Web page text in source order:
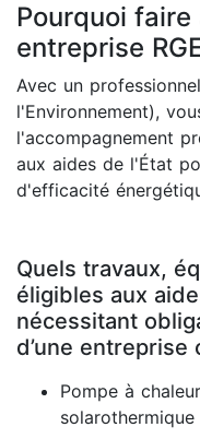
Pourquoi
entreprise
Avec un
l'Environnement),
l'accompagnement
aux aides de l'État
d'efficacité
Quels travaux,
éligibles aux
nécessitant
d’une entreprise
Pompe à